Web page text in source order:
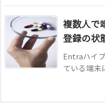
複数人で
登録の状
Entraハイ
ている端末